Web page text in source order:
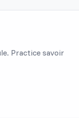
Practice savoir